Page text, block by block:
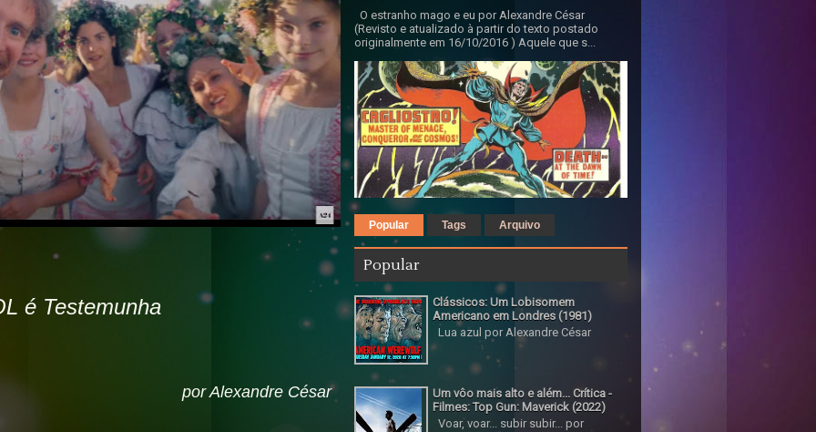
é Testemunha
por Alexandre César
O estranho mago e eu por Alexandre César
(Revisto e atualizado à partir do texto postado
originalmente em 16/10/2016 ) Aquele que s...
Popular Tags Arquivo
Popular
Clássicos: Um Lobisomem
Americano em Londres (1981)
Lua azul por Alexandre César
Um vôo mais alto e além... Crítica -
Filmes: Top Gun: Maverick (2022)
Voar, voar... subir subir... por